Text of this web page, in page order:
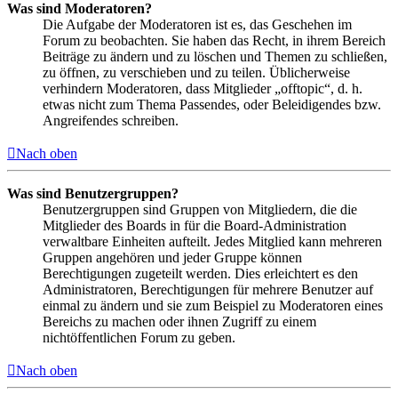
Was sind Moderatoren?
Die Aufgabe der Moderatoren ist es, das Geschehen im
Forum zu beobachten. Sie haben das Recht, in ihrem Bereich
Beiträge zu ändern und zu löschen und Themen zu schließen,
zu öffnen, zu verschieben und zu teilen. Üblicherweise
verhindern Moderatoren, dass Mitglieder „offtopic“, d. h.
etwas nicht zum Thema Passendes, oder Beleidigendes bzw.
Angreifendes schreiben.
Nach oben
Was sind Benutzergruppen?
Benutzergruppen sind Gruppen von Mitgliedern, die die
Mitglieder des Boards in für die Board-Administration
verwaltbare Einheiten aufteilt. Jedes Mitglied kann mehreren
Gruppen angehören und jeder Gruppe können
Berechtigungen zugeteilt werden. Dies erleichtert es den
Administratoren, Berechtigungen für mehrere Benutzer auf
einmal zu ändern und sie zum Beispiel zu Moderatoren eines
Bereichs zu machen oder ihnen Zugriff zu einem
nichtöffentlichen Forum zu geben.
Nach oben